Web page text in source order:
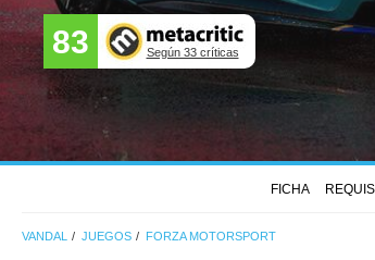
83 Según 33 críticas
FICHA
VANDAL JUEGOS FORZA MOTORSPORT